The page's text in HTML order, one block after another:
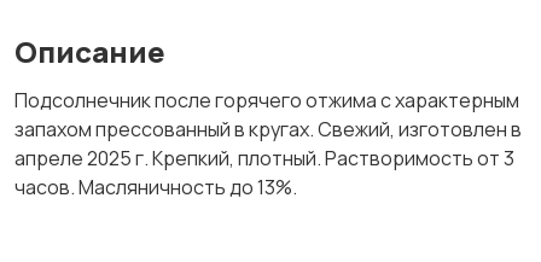
Описание
Подсолнечник после горячего отжима с характерным
запахом прессованный в кругах. Свежий, изготовлен в
апреле 2025 г. Крепкий, плотный. Растворимость от 3
часов. Масляничность до 13%.